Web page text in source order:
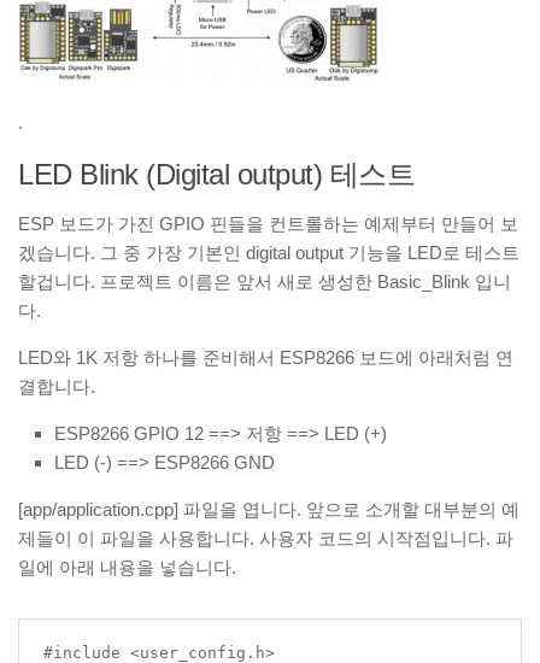
.
LED Blink (Digital output) 테스트
ESP 보드가 가진 GPIO 핀들을 컨트롤하는 예제부터 만들어 보
겠습니다. 그 중 가장 기본인 digital output 기능을 LED로 테스트
할겁니다. 프로젝트 이름은 앞서 새로 생성한 Basic_Blink 입니
다.
LED와 1K 저항 하나를 준비해서 ESP8266 보드에 아래처럼 연
결합니다.
ESP8266 GPIO 12 ==> 저항 ==> LED (+)
LED (-) ==> ESP8266 GND
[app/application.cpp] 파일을 엽니다. 앞으로 소개할 대부분의 예
제들이 이 파일을 사용합니다. 사용자 코드의 시작점입니다. 파
일에 아래 내용을 넣습니다.
#include <user_config.h>